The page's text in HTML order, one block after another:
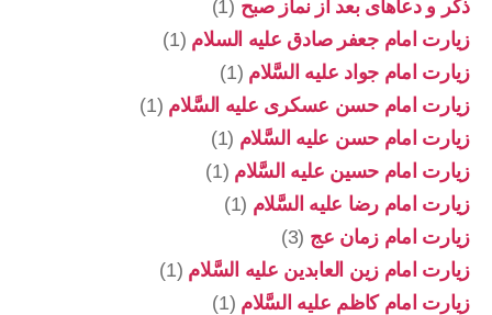
ذکر و دعاهای بعد از نماز صبح (1)
زیارت امام جعفر صادق علیه السلام (1)
زیارت امام جواد علیه السَّلام (1)
زیارت امام حسن عسکری علیه السَّلام (1)
زیارت امام حسن علیه السَّلام (1)
زیارت امام حسین علیه السَّلام (1)
زیارت امام رضا علیه السَّلام (1)
زیارت امام زمان عج (3)
زیارت امام زین العابدین علیه السَّلام (1)
زیارت امام کاظم علیه السَّلام (1)